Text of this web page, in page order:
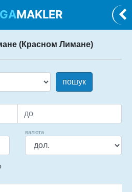
MAKLER
(Красном Лимане)
пошук
валюта